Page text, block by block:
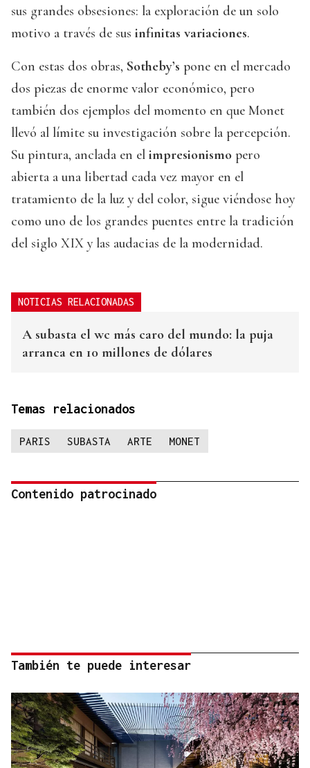
sus grandes obsesiones: la exploración de un solo
motivo a través de sus infinitas variaciones.
Con estas dos obras, Sotheby’s pone en el mercado
dos piezas de enorme valor económico, pero
también dos ejemplos del momento en que Monet
llevó al límite su investigación sobre la percepción.
Su pintura, anclada en el impresionismo pero
abierta a una libertad cada vez mayor en el
tratamiento de la luz y del color, sigue viéndose hoy
como uno de los grandes puentes entre la tradición
del siglo XIX y las audacias de la modernidad.
NOTICIAS RELACIONADAS
A subasta el wc más caro del mundo: la puja
arranca en 10 millones de dólares
Temas relacionados
PARIS SUBASTA ARTE MONET
Contenido patrocinado
También te puede interesar